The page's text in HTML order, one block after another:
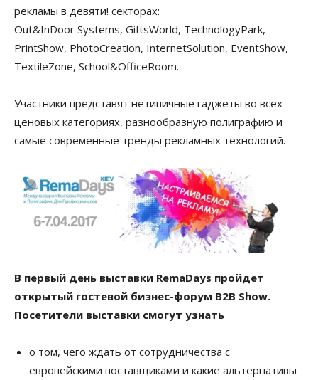
рекламы в девяти! секторах:
Out&InDoor Systems, GiftsWorld, TechnologyPark,
PrintShow, PhotoCreation, InternetSolution, EventShow,
TextileZone, School&OfficeRoom.
Участники представят нетипичные гаджеты во всех
ценовых категориях, разнообразную полиграфию и
самые современные тренды рекламных технологий.
В первый день выставки RemaDays пройдет
открытый гостевой бизнес-форум B2B Show.
Посетители выставки смогут узнать
о том, чего ждать от сотрудничества с
европейскими поставщиками и какие альтернативы